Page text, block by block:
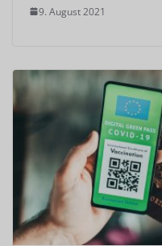
9. August 2021